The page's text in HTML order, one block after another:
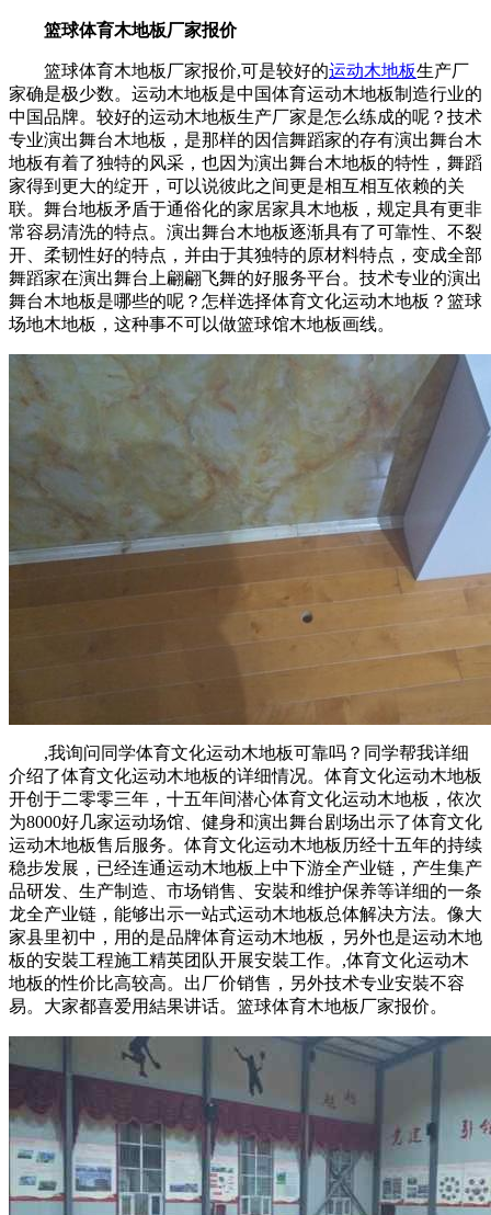
篮球体育木地板厂家报价
篮球体育木地板厂家报价,可是较好的运动木地板生产厂
家确是极少数。运动木地板是中国体育运动木地板制造行业的
中国品牌。较好的运动木地板生产厂家是怎么练成的呢？技术
专业演出舞台木地板，是那样的因信舞蹈家的存有演出舞台木
地板有着了独特的风采，也因为演出舞台木地板的特性，舞蹈
家得到更大的绽开，可以说彼此之间更是相互相互依赖的关
联。舞台地板矛盾于通俗化的家居家具木地板，规定具有更非
常容易清洗的特点。演出舞台木地板逐渐具有了可靠性、不裂
开、柔韧性好的特点，并由于其独特的原材料特点，变成全部
舞蹈家在演出舞台上翩翩飞舞的好服务平台。技术专业的演出
舞台木地板是哪些的呢？怎样选择体育文化运动木地板？篮球
场地木地板，这种事不可以做篮球馆木地板画线。
,我询问同学体育文化运动木地板可靠吗？同学帮我详细
介绍了体育文化运动木地板的详细情况。体育文化运动木地板
开创于二零零三年，十五年间潜心体育文化运动木地板，依次
为8000好几家运动场馆、健身和演出舞台剧场出示了体育文化
运动木地板售后服务。体育文化运动木地板历经十五年的持续
稳步发展，已经连通运动木地板上中下游全产业链，产生集产
品研发、生产制造、市场销售、安裝和维护保养等详细的一条
龙全产业链，能够出示一站式运动木地板总体解决方法。像大
家县里初中，用的是品牌体育运动木地板，另外也是运动木地
板的安裝工程施工精英团队开展安裝工作。,体育文化运动木
地板的性价比高较高。出厂价销售，另外技术专业安裝不容
易。大家都喜爱用結果讲话。篮球体育木地板厂家报价。